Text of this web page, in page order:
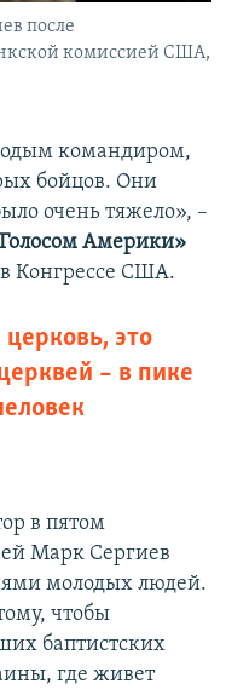
после
комиссией США,
командиром,
бойцов. Они
очень тяжело», –
Америки»
Конгрессе США.
это
– в пике
в пятом
Марк Сергиев
молодых людей.
чтобы
баптистских
где живет